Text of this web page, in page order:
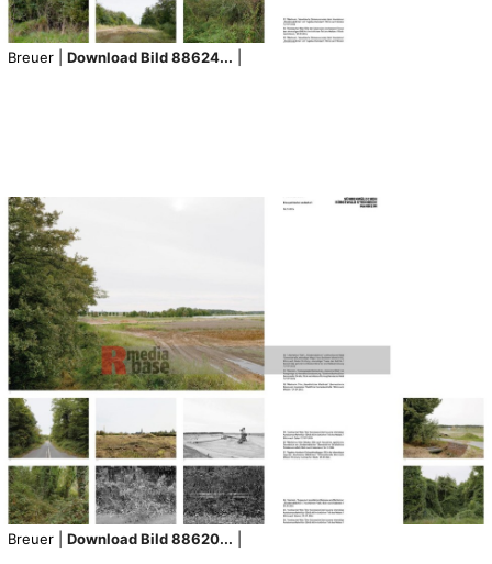
Breuer | Download Bild 88624...
Breuer | Download Bild 88620...